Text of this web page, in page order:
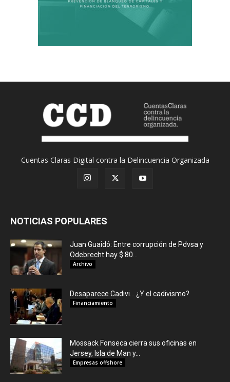
Cuentas Claras Digital contra la Delincuencia Organizada
NOTICIAS POPULARES
Juan Guaidó: Entre corrupción de Pdvsa y
Odebrecht hay $ 80...
Archivo
Desaparece Cadivi… ¿Y el cadivismo?
Financiamiento
Mossack Fonseca cierra sus oficinas en
Jersey, Isla de Man y...
Empresas offshore